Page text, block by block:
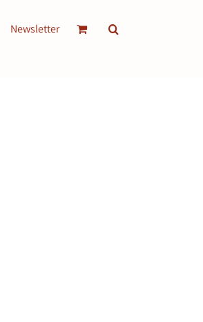
Newsletter